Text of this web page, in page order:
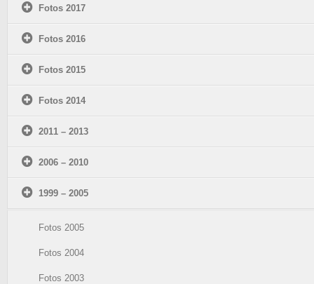
Fotos 2017
Fotos 2016
Fotos 2015
Fotos 2014
2011 – 2013
2006 – 2010
1999 – 2005
Fotos 2005
Fotos 2004
Fotos 2003